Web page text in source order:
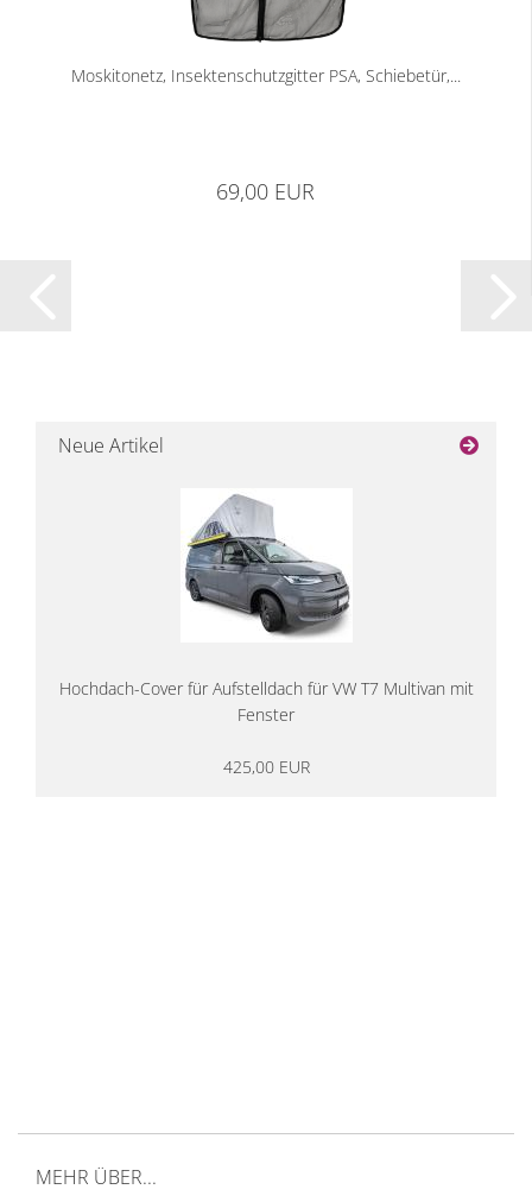
Moskitonetz, Insektenschutzgitter PSA, Schiebetür,...
69,00 EUR
Neue Artikel
Hochdach-Cover für Aufstelldach für VW T7 Multivan mit
Fenster
425,00 EUR
MEHR ÜBER...